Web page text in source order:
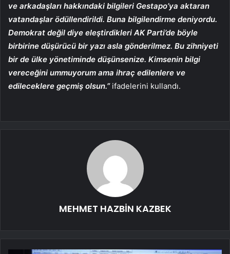
ve arkadaşları hakkındaki bilgileri Gestapo’ya aktaran
vatandaşlar ödüllendirildi. Buna bilgilendirme deniyordu.
Demokrat değil diye eleştirdikleri AK Parti’de böyle
birbirine düşürücü bir yazı asla gönderilmez. Bu zihniyeti
bir de ülke yönetiminde düşünsenize. Kimsenin bilgi
vereceğini ummuyorum ama ihraç edilenlere ve
edileceklere geçmiş olsun.”ifadelerini kullandı.
MEHMET HAZBİN KAZBEK